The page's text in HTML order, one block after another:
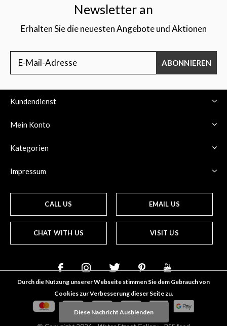
Newsletter an
Erhalten Sie die neuesten Angebote und Aktionen
ABONNIEREN
Kundendienst
Mein Konto
Kategorien
Impressum
CALL US EMAIL US
CHAT WITH US VISIT US
Durch die Nutzung unserer Webseite stimmen Sie dem Gebrauch von
Cookies zur Verbesserung dieser Seite zu.
Diese Nachricht Ausblenden